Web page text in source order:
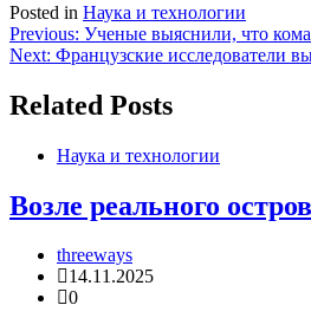
Posted in Наука и технологии
Навигация
по
записям
Previous: Ученые выяснили, что
Next: Французские исследователи
Related Posts
Наука и технологии
Возле реального
threeways
14.11.2025
0